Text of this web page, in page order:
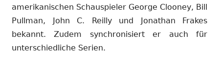
amerikanischen Schauspieler George Clooney, Bill
Pullman, John C. Reilly und Jonathan Frakes
bekannt. Zudem synchronisiert er auch für
unterschiedliche Serien.